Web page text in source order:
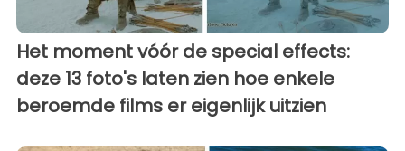
Het moment vóór de special effects:
deze 13 foto's laten zien hoe enkele
beroemde films er eigenlijk uitzien